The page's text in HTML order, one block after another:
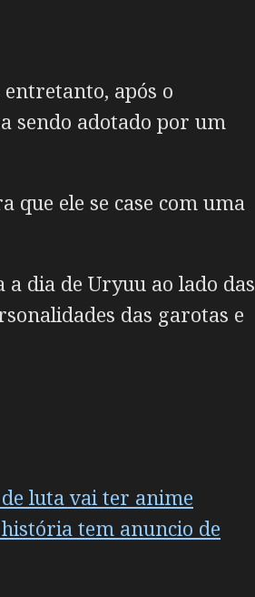
após o
sendo adotado por um
que ele se case com uma
dia de Uryuu ao lado das
das garotas e
luta vai ter anime
tem anuncio de